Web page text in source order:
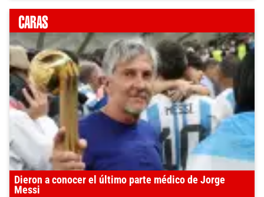
Dieron a conocer el último parte médico de Jorge
Messi